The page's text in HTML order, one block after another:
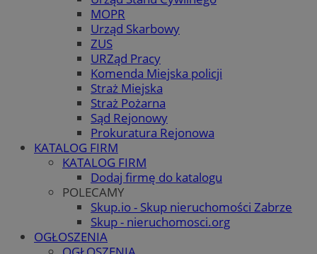
MOPR
Urząd Skarbowy
ZUS
URZąd Pracy
Komenda Miejska policji
Straż Miejska
Straż Pożarna
Sąd Rejonowy
Prokuratura Rejonowa
KATALOG FIRM
KATALOG FIRM
Dodaj firmę do katalogu
POLECAMY
Skup.io - Skup nieruchomości Zabrze
Skup - nieruchomosci.org
OGŁOSZENIA